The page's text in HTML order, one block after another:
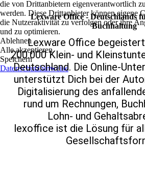
Lexware Office - Deutschlands
Buchhaltung
Lexware Office
200.000 Klein- und
Deutschland. Die Online-
unterstützt Dich bei der
Digitalisierung des
rund um Rechnungen,
Lohn- und
lexoffice ist die Lösung für
die von Drittanbietern eigenverantwortlich
werden. Diese Drittanbieter können eigene
die Nutzeraktivität zu verfolgen oder ihre
und zu optimieren.
Ablehnen
Alle akzeptieren
Speichern
Datenschutzhinweise